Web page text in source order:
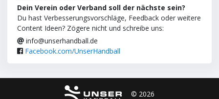
Dein Verein oder Verband soll der nächste sein?
Du hast Verbesserungsvorschläge, Feedback oder weitere
Content Ideen? Zögere nicht und schreibe uns:
info@unserhandball.de
Facebook.com/UnserHandball
© 2026